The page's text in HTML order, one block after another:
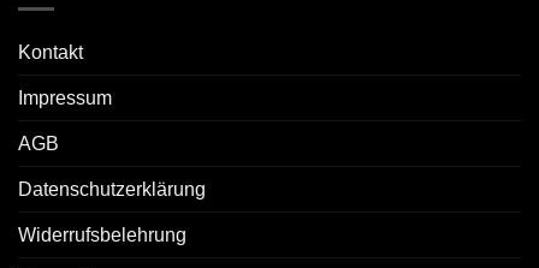
Kontakt
Impressum
AGB
Datenschutzerklärung
Widerrufsbelehrung